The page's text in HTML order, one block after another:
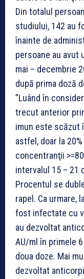
Din totalul
studiului, 142 au
înainte de
persoane au avut
mai – decembrie
după prima doză
”Luând în
trecut anterior
imun este scăzut
astfel, doar la
concentranţii
intervalul 15 – 21
Procentul se
rapel. Ca urmare,
fost infectate cu
au dezvoltat
AU/ml în primele
doua doze. Mai
dezvoltat